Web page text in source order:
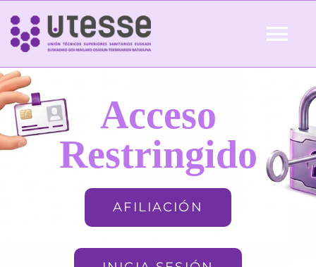
Skip
content
Inicio
QUIÉNES SOMOS Acceso
Restringido
AFILIACIÓN